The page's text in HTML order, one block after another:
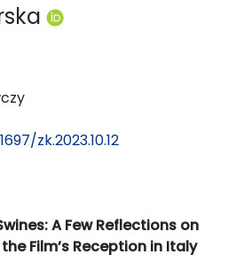
zk.2023.10.12
A Few Reflections on
Film’s Reception in Italy